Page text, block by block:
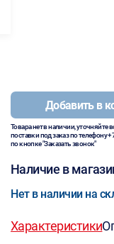
Добавить в
Товара нет в наличии, уточняйте
поставки под заказ по телефону
по кнопке "Заказать звонок"
Наличие в
Нет в наличии на
Характеристики